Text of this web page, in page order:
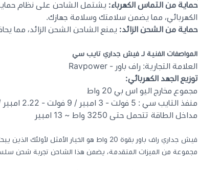
حماية من التماس الكهرباء: يشتمل الشاحن على نظام
الكهربائي، مما يضمن سلامتك وسلامة جهازك.
حماية من الشحن الزائد: يمنع الشاحن الشحن الزائد، مما
المواصفات الفنية لـ فيش جداري تايب سي
العلامة التجارية: راف باور - Ravpower
توزيع الجهد الكهربائي:
مجموع مخارج اليو اس بي 20 واط
منفذ التايب سي : 5 فولت - 3 امبير / 9 فولت - 2.22 امبير / 12 فولت - 1.67 امبير
مداخل الطاقة تتحمل حتى 3250 واط ~ 13 امبير
فيش جداري راف باور بقوة 20 واط هو الخيار
مجموعة من الميزات المتقدمة، يضمن هذا الشاحن تجربة شحن